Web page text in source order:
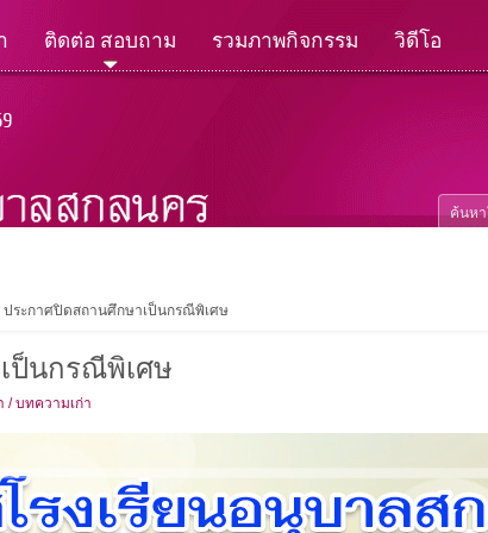
ติดต่อ สอบถาม รวมภาพกิจกรรม วิดีโอ
ประกาศปิดสถานศึกษาเป็นกรณีพิเศษ
ป็นกรณีพิเศษ
/ บทความเก่า